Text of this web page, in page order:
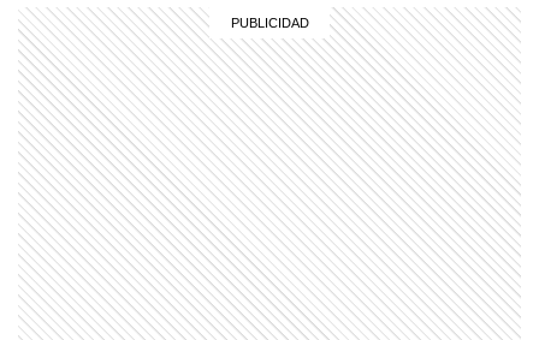
EL MUNDO
¡Velocidad y estilo! La increíble
historia de la locomotora PRR GG1.
EL MUNDO
Canal de Suez: el paso marítimo que
puede cambiar el ritmo del comercio
mundial